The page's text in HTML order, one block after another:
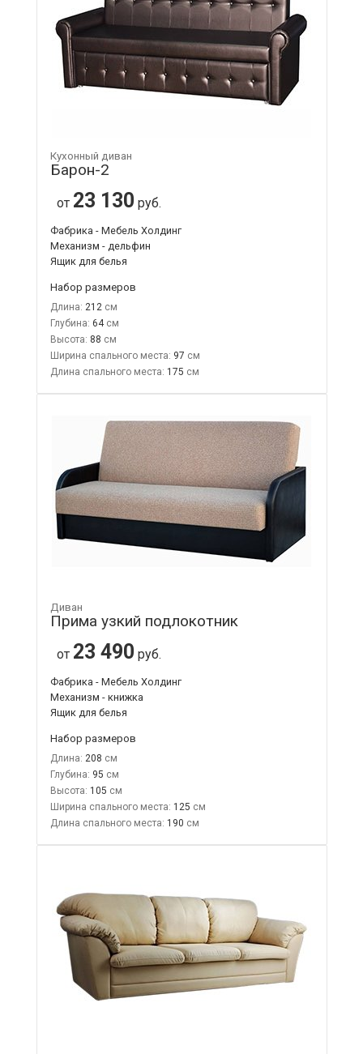
Кухонный диван
Барон-2
от 23 130 руб.
Фабрика - Мебель Холдинг
Механизм - дельфин
Ящик для белья
Набор размеров
Длина: 212
Глубина: 64
Высота: 88
Ширина спального места: 97
Длина спального места: 175
Диван
Прима узкий подлокотник
от 23 490 руб.
Фабрика - Мебель Холдинг
Механизм - книжка
Ящик для белья
Набор размеров
Длина: 208
Глубина: 95
Высота: 105
Ширина спального места: 125
Длина спального места: 190